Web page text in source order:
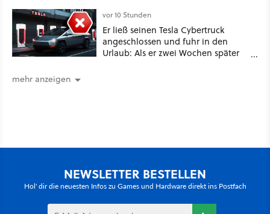
vor 10 Stunden
Er ließ seinen Tesla Cybertruck
angeschlossen und fuhr in den
Urlaub: Als er zwei Wochen später
mehr anzeigen
NEWSLETTER BESTELLEN
Hol' dir die neuesten Infos zu Games und Hardware direkt ins Postfach